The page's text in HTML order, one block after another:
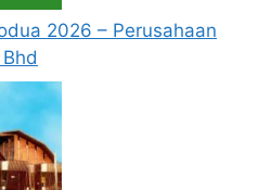
2026 – Perusahaan